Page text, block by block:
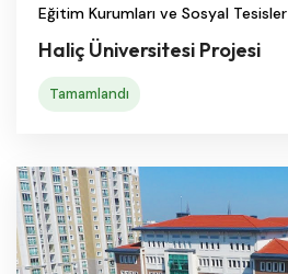
Eğitim Kurumları ve Sosyal Tesisler
Haliç Üniversitesi Projesi
Tamamlandı